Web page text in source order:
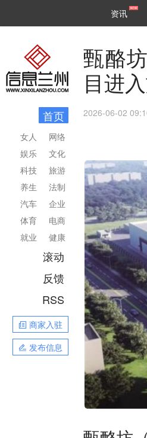
区县
资讯
首页
网络
文化
旅游
法制
企业
电商
健康
女人
娱乐
科技
养生
汽车
体育
就业
滚动
反馈
RSS
商家入驻
发布信息
甄酪
目进
2026-06-02